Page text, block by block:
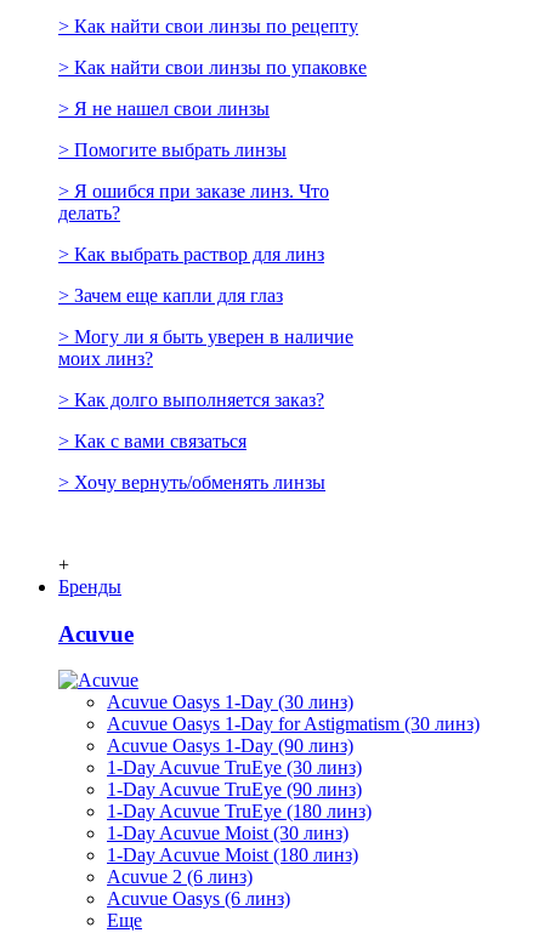
> Как найти свои линзы по рецепту
> Как найти свои линзы по упаковке
> Я не нашел свои линзы
> Помогите выбрать линзы
> Я ошибся при заказе линз. Что
делать?
> Как выбрать раствор для линз
> Зачем еще капли для глаз
> Могу ли я быть уверен в наличие
моих линз?
> Как долго выполняется заказ?
> Как с вами связаться
> Хочу вернуть/обменять линзы
+
Бренды
Acuvue
Acuvue Oasys 1-Day (30 линз)
Acuvue Oasys 1-Day for Astigmatism (30 линз)
Acuvue Oasys 1-Day (90 линз)
1-Day Acuvue TruEye (30 линз)
1-Day Acuvue TruEye (90 линз)
1-Day Acuvue TruEye (180 линз)
1-Day Acuvue Moist (30 линз)
1-Day Acuvue Moist (180 линз)
Acuvue 2 (6 линз)
Acuvue Oasys (6 линз)
Еще